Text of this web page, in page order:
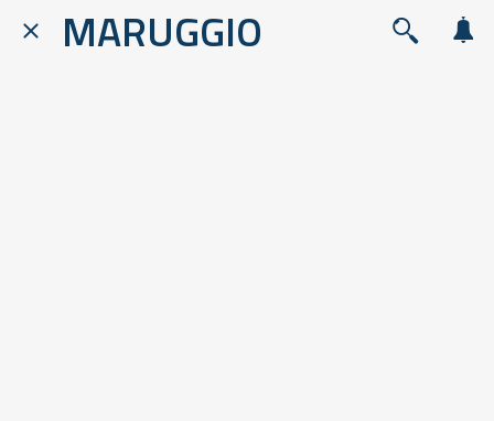
MARUGGIO